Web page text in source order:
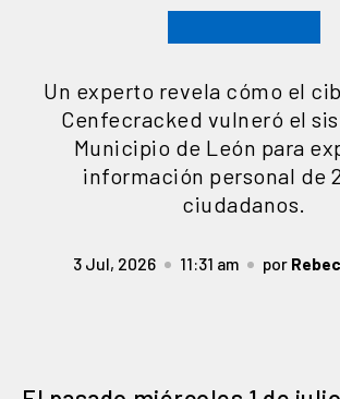
Un experto revela cómo el
Cenfecracked vulneró el
Municipio de León para
información personal de
ciudadanos.
3 Jul, 2026 11:31 am por